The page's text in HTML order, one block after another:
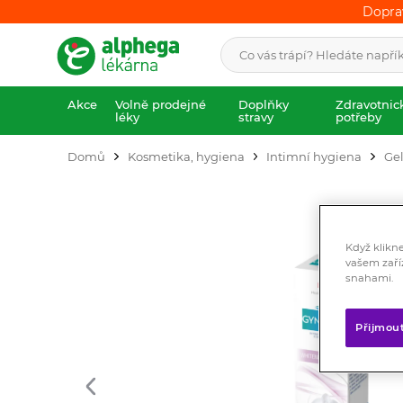
Akce
Volně prodejné
léky
Doplňky
stravy
potřeby
Domů Kosmetika, hygiena Intimní hygiena
Když
vašem
snahami.